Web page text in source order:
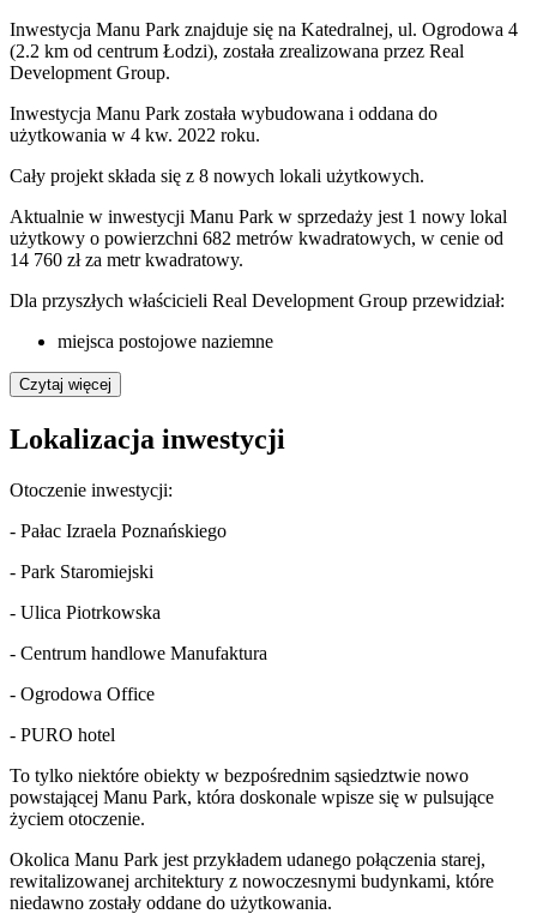
Inwestycja Manu Park znajduje się na Katedralnej, ul. Ogrodowa 4
(2.2 km od centrum Łodzi), została zrealizowana przez Real
Development Group.
Inwestycja Manu Park została wybudowana i oddana do
użytkowania w 4 kw. 2022 roku.
Cały projekt składa się z 8 nowych lokali użytkowych.
Aktualnie w inwestycji Manu Park w sprzedaży jest 1 nowy lokal
użytkowy o powierzchni 682 metrów kwadratowych, w cenie od
14 760 zł za metr kwadratowy.
Dla przyszłych właścicieli Real Development Group przewidział:
miejsca postojowe naziemne
Czytaj więcej
Lokalizacja inwestycji
Otoczenie inwestycji:
- Pałac Izraela Poznańskiego
- Park Staromiejski
- Ulica Piotrkowska
- Centrum handlowe Manufaktura
- Ogrodowa Office
- PURO hotel
To tylko niektóre obiekty w bezpośrednim sąsiedztwie nowo
powstającej Manu Park, która doskonale wpisze się w pulsujące
życiem otoczenie.
Okolica Manu Park jest przykładem udanego połączenia starej,
rewitalizowanej architektury z nowoczesnymi budynkami, które
niedawno zostały oddane do użytkowania.